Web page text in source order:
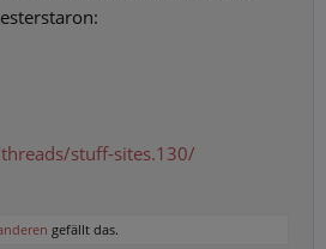
stuff-sites.130/
gefällt das.